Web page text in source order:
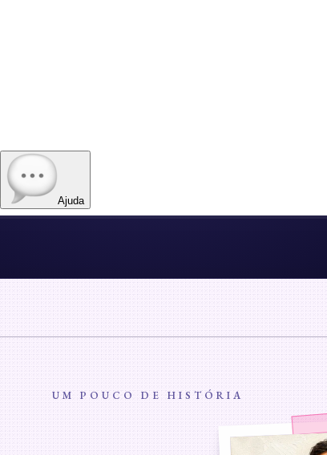
Ajuda
UM POUCO DE HISTÓRIA